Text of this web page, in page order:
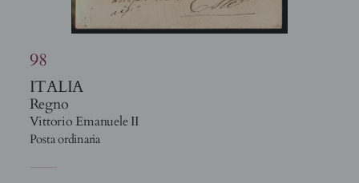
98
ITALIA
Regno
Vittorio Emanuele II
Posta ordinaria